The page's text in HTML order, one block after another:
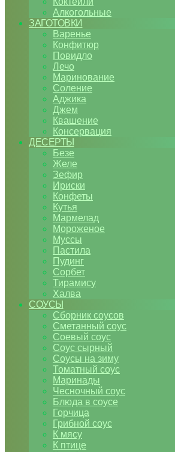
Алкогольные
ЗАГОТОВКИ
Варенье
Конфитюр
Повидло
Лечо
Маринование
Соление
Аджика
Джем
Квашение
Консервация
ДЕСЕРТЫ
Безе
Желе
Зефир
Ириски
Конфеты
Кутья
Мармелад
Мороженое
Муссы
Пастила
Пудинг
Сорбет
Тирамису
Халва
СОУСЫ
Сборник соусов
Сметанный соус
Соевый соус
Соус сырный
Соусы на зиму
Томатный соус
Маринады
Чесночный соус
Блюда в соусе
Горчица
Грибной соус
К мясу
К птице